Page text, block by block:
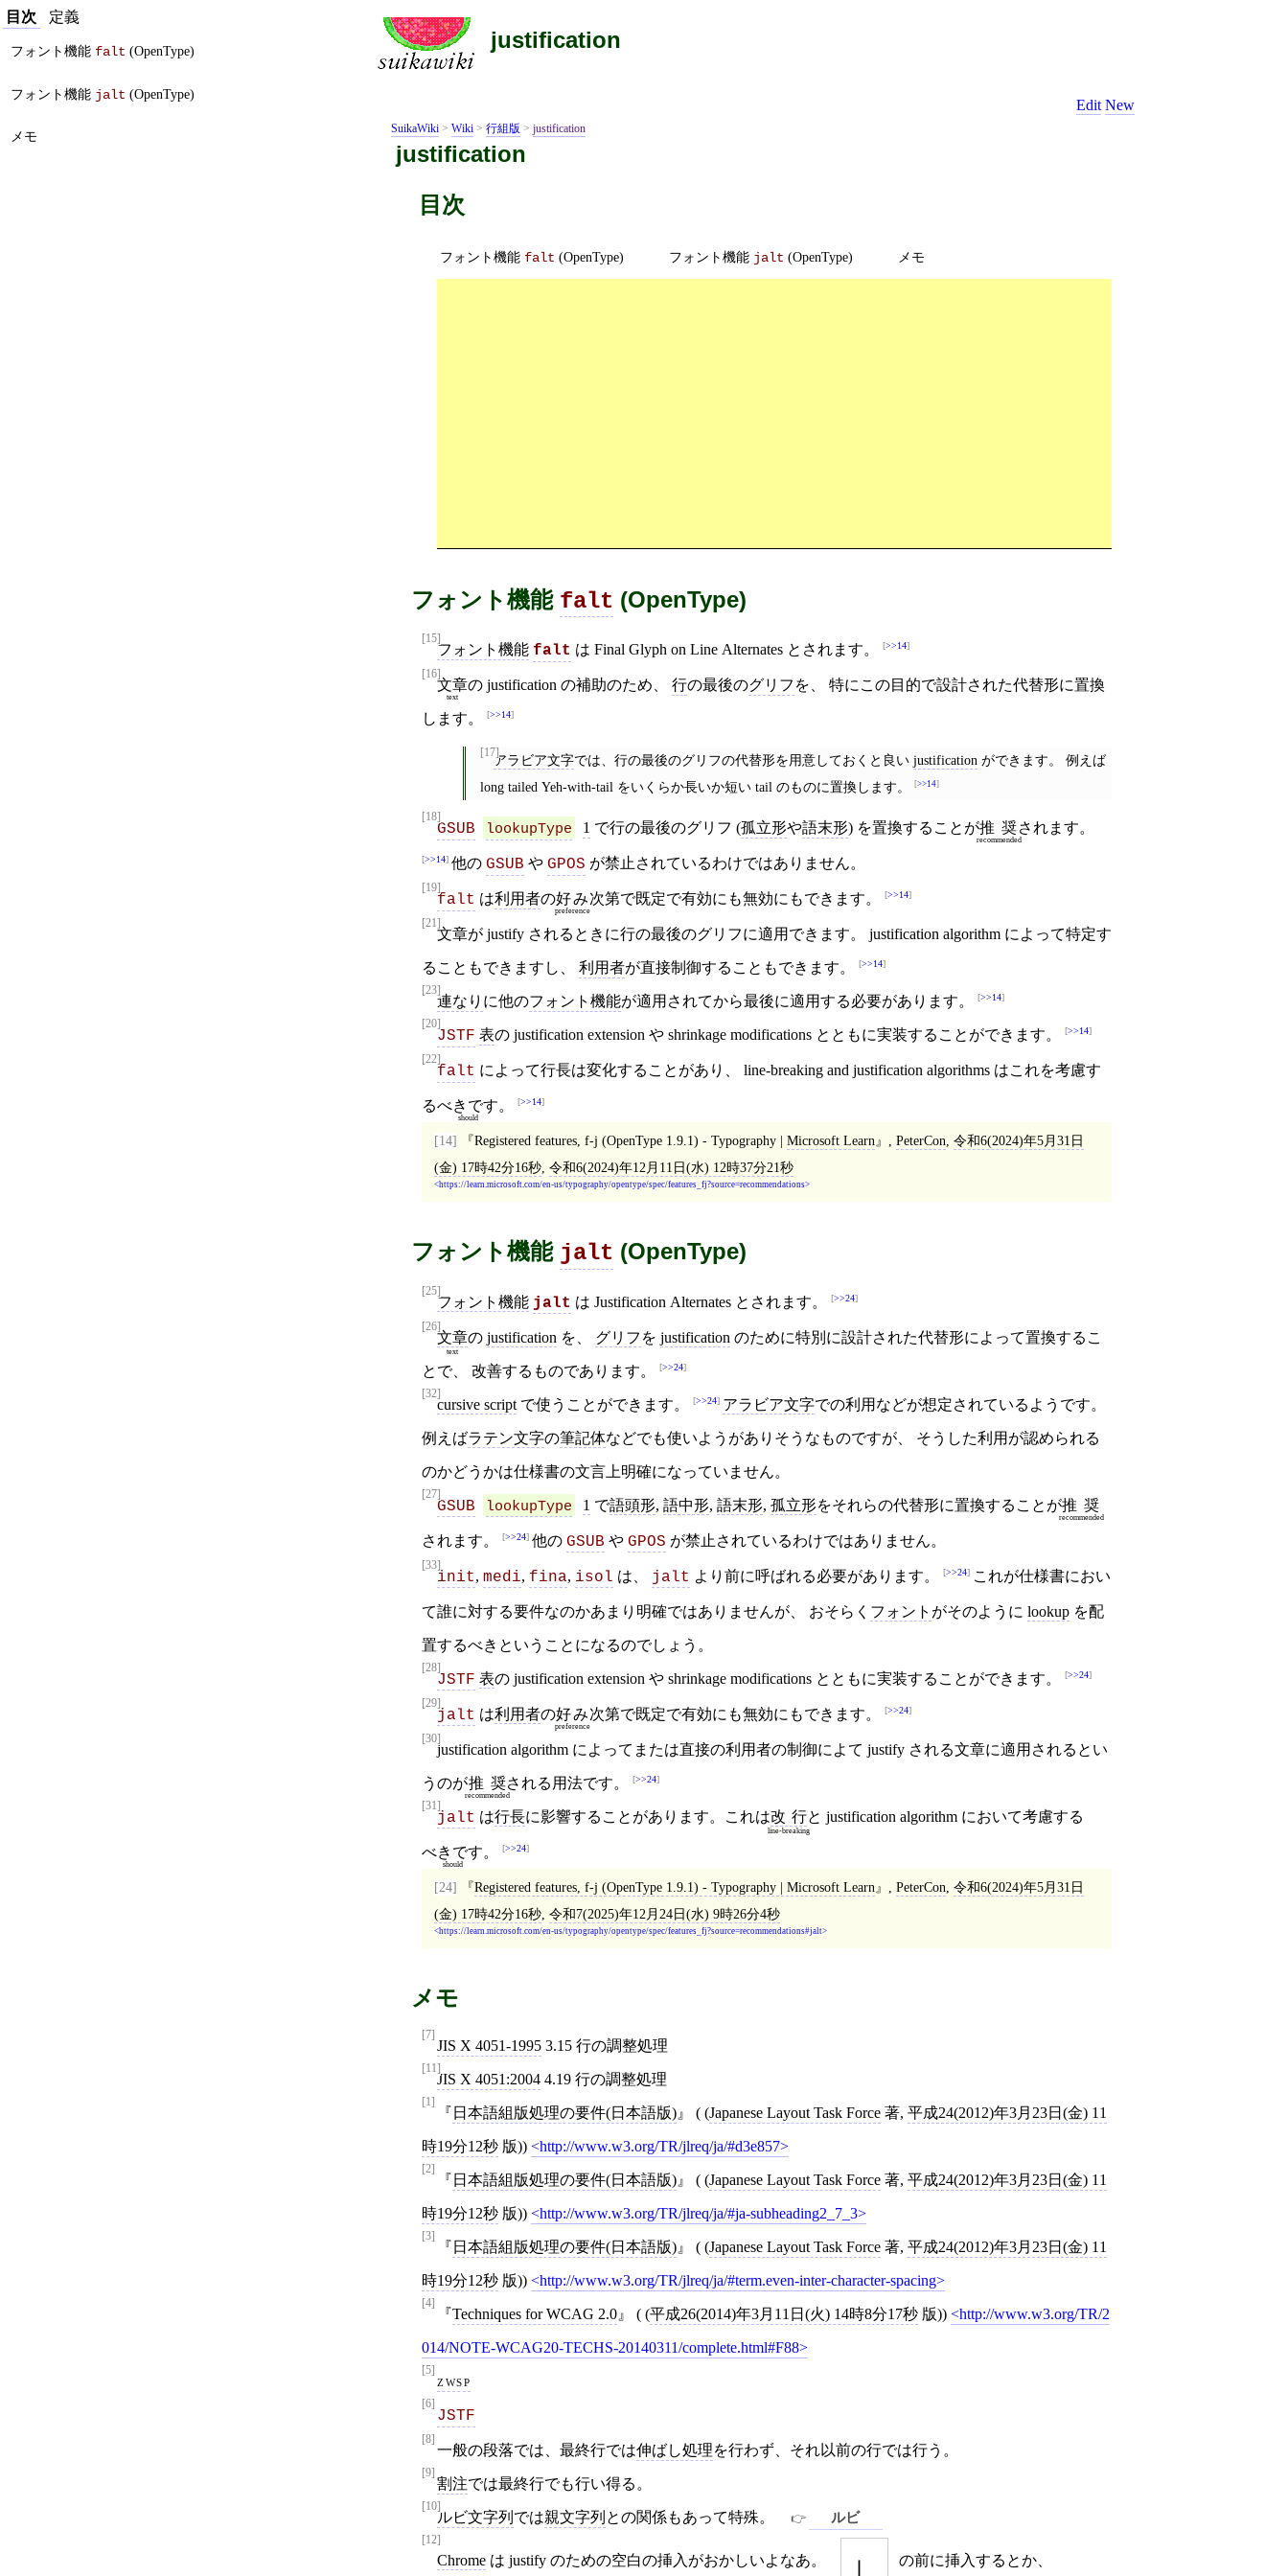
justification
Edit New
SuikaWiki > Wiki > 行組版 > justification
justification
目次
フォント機能 falt (OpenType) フォント機能 jalt (OpenType) メモ
フォント機能 falt (OpenType)
[15]
フォント機能 falt は Final Glyph on Line Alternates とされます。 >>14
[16]
文章
text
の justification の補助のため、 行の最後のグリフ を、 特にこの目的で設計された代替形に置換
します。 >>14
[17]アラビア文字では、行の最後のグリフの代替形を用意しておくと良い justification ができます。 例えば
long tailed Yeh-with-tail をいくらか長いか短い tail のものに置換します。
>>14
[18]
GSUB lookupType 1 で行の最後のグリフ (孤立形や語末形) を置換することが推奨
recommended
されます。
>>14 他の GSUB や GPOS が禁止されているわけではありません。
[19]
falt は利用者の好み
preference
次第で既定で有効にも無効にもできます。 >>14
[21]
文章が justify されるときに行の最後のグリフに適用できます。 justification algorithm によって特定す
ることもできますし、 利用者が直接制御することもできます。 >>14
[23]
連なり に他のフォント機能が適用されてから最後に適用する必要があります。 >>14
[20]
JSTF 表の justification extension や shrinkage modifications とともに実装することができます。 >>14
[22]
falt によって行長は変化することがあり、 line-breaking and justification algorithms はこれを考慮す
るべきです
should
。 >>14
[14] Registered features, f-j (OpenType 1.9.1) - Typography | Microsoft Learn PeterCon 令和6(2024)年5月31日
(金) 17時42分16秒, 令和6(2024)年12月11日(水) 12時37分21秒
https://learn.microsoft.com/en-us/typography/opentype/spec/features_fj?source=recommendations
フォント機能 jalt (OpenType)
[25]
フォント機能 jalt は Justification Alternates とされます。 >>24
[26]
文章
text
の justification を、 グリフ を justification のために特別に設計された代替形によって置換するこ
とで、 改善するものであります。 >>24
[32]
cursive script で使うことができます。 >>24 アラビア文字での利用などが想定されているようです。
例えばラテン文字の筆記体などでも使いようがありそうなものですが、 そうした利用が認められる
のかどうかは仕様書の文言上明確になっていません。
[27]
GSUB lookupType 1 で語頭形, 語中形, 語末形, 孤立形をそれらの代替形に置換することが推奨
recommended
されます。 >>24 他の GSUB や GPOS が禁止されているわけではありません。
[33]
init, medi, fina, isol は、 jalt より前に呼ばれる必要があります。 >>24 これが仕様書におい
て誰に対する要件なのかあまり明確ではありませんが、 おそらく フォント がそのように lookup を配
置するべきということになるのでしょう。
[28]
JSTF 表の justification extension や shrinkage modifications とともに実装することができます。 >>24
[29]
jalt は利用者の好み
preference
次第で既定で有効にも無効にもできます。 >>24
[30]
justification algorithm によってまたは直接の利用者の制御によて justify される文章に適用されるとい
うのが推奨
recommended
される用法です。 >>24
[31]
jalt は行長に影響することがあります。これは改行
line-breaking
と justification algorithm において考慮する
べきです
should
。 >>24
[24] Registered features, f-j (OpenType 1.9.1) - Typography | Microsoft Learn PeterCon 令和6(2024)年5月31日
(金) 17時42分16秒, 令和7(2025)年12月24日(水) 9時26分4秒
https://learn.microsoft.com/en-us/typography/opentype/spec/features_fj?source=recommendations#jalt
メモ
[7]
JIS X 4051-1995 3.15 行の調整処理
[11]
JIS X 4051:2004 4.19 行の調整処理
[1]
日本語組版処理の要件(日本語版) ( (Japanese Layout Task Force 著, 平成24(2012)年3月23日(金) 11
時19分12秒 版)) http://www.w3.org/TR/jlreq/ja/#d3e857
[2]
日本語組版処理の要件(日本語版) ( (Japanese Layout Task Force 著, 平成24(2012)年3月23日(金) 11
時19分12秒 版)) http://www.w3.org/TR/jlreq/ja/#ja-subheading2_7_3
[3]
日本語組版処理の要件(日本語版) ( (Japanese Layout Task Force 著, 平成24(2012)年3月23日(金) 11
時19分12秒 版)) http://www.w3.org/TR/jlreq/ja/#term.even-inter-character-spacing
[4]
Techniques for WCAG 2.0 ( (平成26(2014)年3月11日(火) 14時8分17秒 版)) http://www.w3.org/TR/2
014/NOTE-WCAG20-TECHS-20140311/complete.html#F88
[5]
zwsp
[6]
JSTF
[8]
一般の段落では、最終行では伸ばし処理を行わず、それ以前の行では行う。
[9]
割注では最終行でも行い得る。
[10]
ルビ文字列 では親文字列 との関係もあって特殊。 ルビ
[12]
Chrome は justify のための空白の挿入がおかしいよなあ。 」 の前に挿入するとか、
目次 定義
フォント機能 falt (OpenType)
フォント機能 jalt (OpenType)
メモ